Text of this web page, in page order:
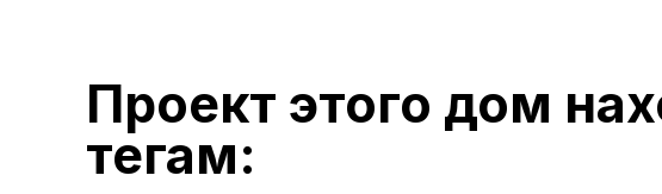
Проект этого дом
тегам: